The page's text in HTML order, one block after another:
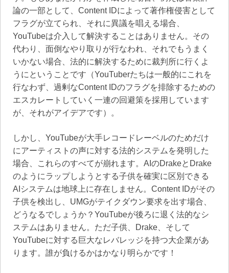
論の一部として、Content IDによって著作権侵害として
フラグが立てられ、それに異議を唱える場合、
YouTubeは介入して解決することはありません。その
代わり、面倒なやり取りが行なわれ、それでもうまく
いかない場合、法的に解決するために裁判所に行くよ
うにということです（YouTuberたちは一般的にこれを
行なわず、過剰なContent IDのフラグを排除するための
エスカレートしていく一連の回避策を採用しています
が、それがアイデアです）。
しかし、YouTubeが大手レコードレーベルのためだけ
にアーティストの声に対する法的システムを発明した
場合、これらのすべてが崩れます。AIのDrakeとDrake
のようにラップしようとする子供を確実に区別できる
AIシステムは地球上に存在しません。Content IDがその
子供を検出し、UMGがテイクダウン要求を出す場合、
どうなるでしょうか？YouTubeが後ろに退く法的なシ
ステムはありません。ただ子供、Drake、そして
YouTubeに対する巨大なレバレッジを持つ大企業があ
ります。誰が負けるかはかなり明らかです！